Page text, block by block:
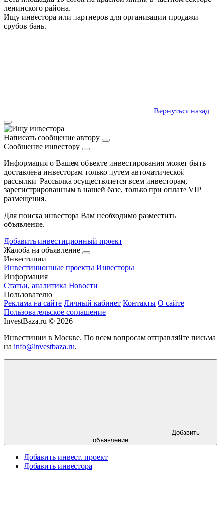
ленинского района.
Ищу инвестора или партнеров для организации продажи
срубов бань.
Вернуться назад
Написать сообщение автору
Сообщение инвестору
Информация о Вашем объекте инвестирования может быть
доставлена инвесторам только путем автоматической
рассылки. Рассылка осуществляется всем инвесторам,
зарегистрированным в нашей базе, только при оплате VIP
размещения.
Для поиска инвестора Вам необходимо разместить
объявление.
Добавить инвестиционный проект
Жалоба на объявление
Инвестиции
Инвестиционные проекты Инвесторы
Информация
Статьи, аналитика Новости
Пользователю
Реклама на сайте Личный кабинет Контакты О сайте
Пользовательское соглашение
InvestBaza.ru © 2026
Инвестиции в Москве. По всем вопросам отправляйте письма
на info@investbaza.ru.
Добавить
объявление
Добавить инвест. проект
Добавить инвестора